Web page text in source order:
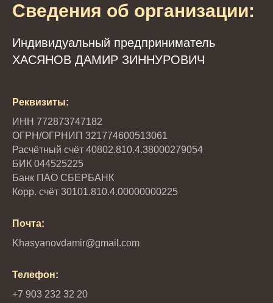
Сведения об организации:
Индивидуальный предприниматель
ХАСЯНОВ ДАМИР ЗИННУРОВИЧ
Реквизиты:
ИНН 772873747182
ОГРН/ОГРНИП 321774600513061
Расчётный счёт 40802.810.4.38000279054
БИК 044525225
Банк ПАО СБЕРБАНК
Корр. счёт 30101.810.4.00000000225
Почта:
Khasyanovdamir@gmail.com
Телефон:
+7 903 232 32 20